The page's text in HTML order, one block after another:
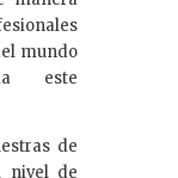
mundo
este
de
nivel de